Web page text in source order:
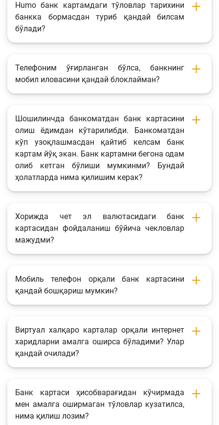
Humo банк картамдаги тўловлар тарихини
банкка бормасдан туриб қандай билсам
бўлади?
Телефоним ўғирланган бўлса, банкнинг
мобил иловасини қандай блоклайман?
Шошилинчда банкоматдан банк картасини
олиш ёдимдан кўтарилибди. Банкоматдан
кўп узоқлашмасдан қайтиб келсам банк
картам йўқ экан. Банк картамни бегона одам
олиб кетган бўлиши мумкинми? Бундай
ҳолатларда нима қилишим керак?
Хорижда чет эл валютасидаги банк
картасидан фойдаланиш бўйича чекловлар
мажудми?
Мобиль телефон орқали банк картасини
қандай бошқариш мумкин?
Виртуал халқаро карталар орқали интернет
харидларни амалга оширса бўладими? Улар
қандай очилади?
Банк картаси ҳисобварағидан кўчирмада
мен амалга оширмаган тўловлар кузатилса,
нима қилиш лозим?